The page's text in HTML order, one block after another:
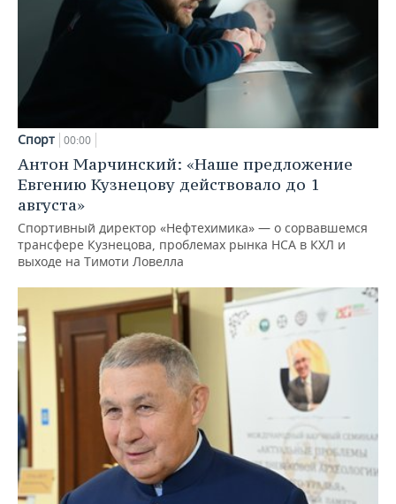
Спорт 00:00
Антон Марчинский: «Наше предложение
Евгению Кузнецову действовало до 1
августа»
Спортивный директор «Нефтехимика» — о сорвавшемся
трансфере Кузнецова, проблемах рынка НСА в КХЛ и
выходе на Тимоти Ловелла